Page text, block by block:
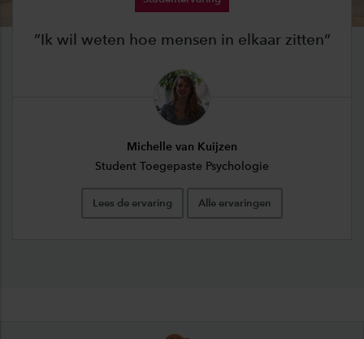
Ik wil weten hoe mensen in elkaar zitten
Michelle van Kuijzen
Student Toegepaste Psychologie
Lees de ervaring Alle ervaringen